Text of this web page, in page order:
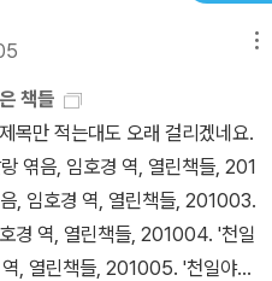
자의 눈치만 보거나 유권자를 전
서는 한나라당이라는 수구보수
고 스스로 외치는 민주당과 현실
인 민노당과 진보신당이 있다.
요해진 것은 아니다. 오래된 이
정권 교체 이후 현실 정치와 사
력과 정권 유지 수단으로 내세
임지지 않고 서민들은 더욱 힘
책들
목만 적는대도 오래 걸리겠네요.
엮음, 임호경 역, 열린책들, 201
, 임호경 역, 열린책들, 201003.
경 역, 열린책들, 201004. '천일
, 열린책들, 201005. '천일야화